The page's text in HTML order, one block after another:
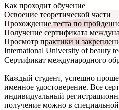
Как проходит обучение
Освоение теоретической части
Прохождение теста по
Получение сертификата
Просмотр практики и
International University of beauty
Сертификат международного
Каждый студент, успешно
именное удостоверение. Все
индивидуальный
получение можно в